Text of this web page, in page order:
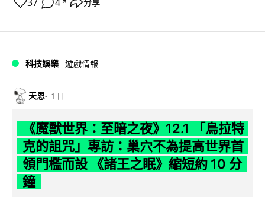
↗
科技娛樂 遊戲情報
天恩 1 日
《魔獸世界：至暗之夜》12.1 「烏拉特
克的詛咒」專訪：巢穴不為提高世界首
領門檻而設 《諸王之眠》縮短約 10 分
鐘